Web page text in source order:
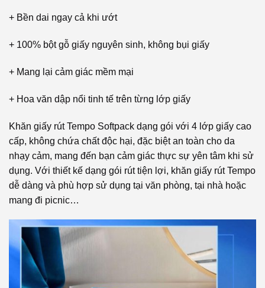
+ Bền dai ngay cả khi ướt
+ 100% bột gỗ giấy nguyên sinh, không bụi giấy
+ Mang lại cảm giác mềm mại
+ Hoa văn dập nổi tinh tế trên từng lớp giấy
Khăn giấy rút Tempo Softpack dạng gói với 4 lớp giấy cao
cấp, không chứa chất độc hại, đặc biệt an toàn cho da
nhạy cảm, mang đến bạn cảm giác thực sự yên tâm khi sử
dụng. Với thiết kế dạng gói rút tiện lợi, khăn giấy rút Tempo
dễ dàng và phù hợp sử dụng tại văn phòng, tại nhà hoặc
mang đi picnic…